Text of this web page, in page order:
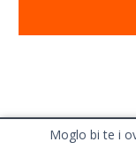
Moglo bi te i